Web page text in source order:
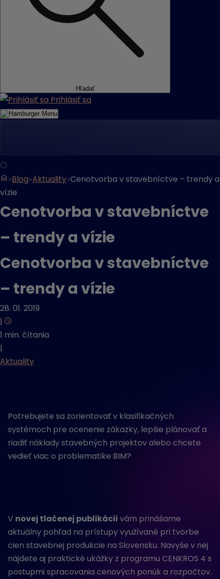
Hľadať
Prihlásiť sa
Menu
Blog Aktuality Cenotvorba v stavebníctve – trendy a
vízie
Cenotvorba v stavebníctve
– trendy a vízie
Cenotvorba v stavebníctve
– trendy a vízie
28. 01. 2019
|
1 min. čítania
|
Aktuality
Potrebujete sa zorientovať v klasifikačných
systémoch pre ocenenie zákazky, lepšie plánovať a
riadiť náklady stavebných projektov alebo chcete
vedieť viac o problematike BIM?
V novej tlačenej publikácii vám prinášame
aktuálny pohľad na prístupy využívané pri tvorbe
cien stavebnej produkcie na Slovensku. Navyše v nej
nájdete aj praktické ukážky z programu CENKROS 4 s
postupmi spracovania cenových ponúk a rozpočtov.